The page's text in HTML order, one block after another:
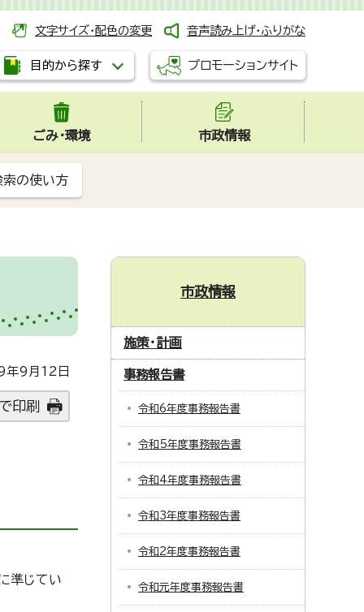
文字サイズ・配色の変更 音声読み上げ・ふりがな
目的から探す プロモーションサイト
ごみ・環境 市政情報
索の使い方
9月12日
印刷
準じてい
市政情報
施策・計画
事務報告書
令和6年度事務報告書
令和5年度事務報告書
令和4年度事務報告書
令和3年度事務報告書
令和2年度事務報告書
令和元年度事務報告書